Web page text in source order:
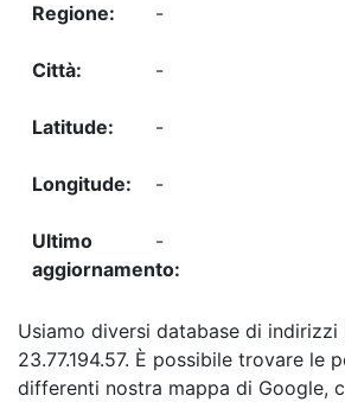
-
-
-
-
-
Usiamo diversi database di indirizzi
23.77.194.57. È possibile trovare le
differenti nostra mappa di Google,